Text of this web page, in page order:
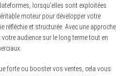
lorsqu’elles sont exploitées
moteur pour développer votre
réfléchie et structurée. Avec une approche
audience sur le long terme tout en
forte ou booster vos ventes, cela vous